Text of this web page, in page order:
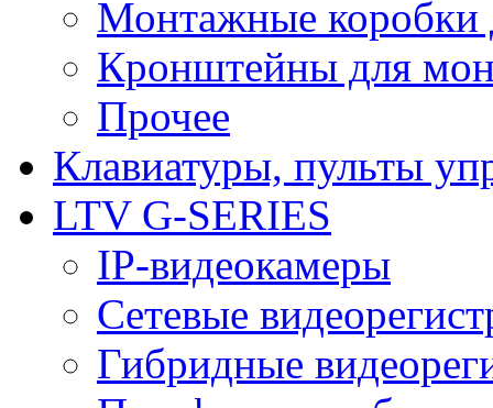
Монтажные коробки
Кронштейны для
Прочее
Клавиатуры, пульты
LTV G-SERIES
IP-видеокамеры
Сетевые
Гибридные